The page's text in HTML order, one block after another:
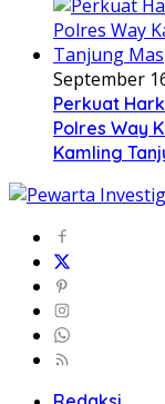
September
Perkuat
Polres Way
Kamling